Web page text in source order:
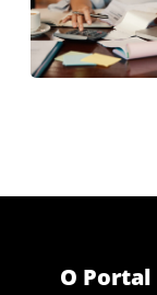
O Portal